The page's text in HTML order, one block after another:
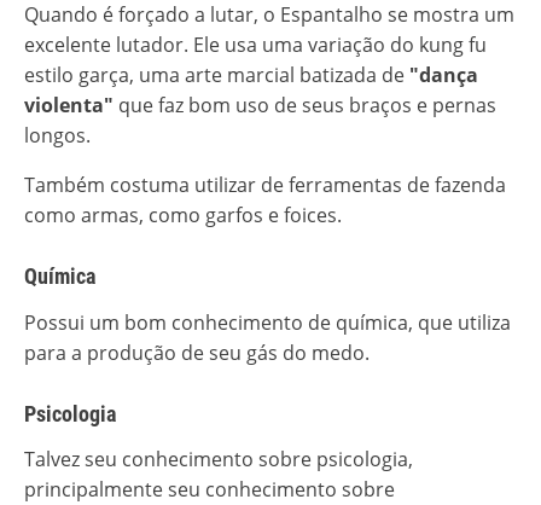
Quando é forçado a lutar, o Espantalho se mostra um
excelente lutador. Ele usa uma variação do kung fu
estilo garça, uma arte marcial batizada de "dança
violenta" que faz bom uso de seus braços e pernas
longos.
Também costuma utilizar de ferramentas de fazenda
como armas, como garfos e foices.
Química
Possui um bom conhecimento de química, que utiliza
para a produção de seu gás do medo.
Psicologia
Talvez seu conhecimento sobre psicologia,
principalmente seu conhecimento sobre